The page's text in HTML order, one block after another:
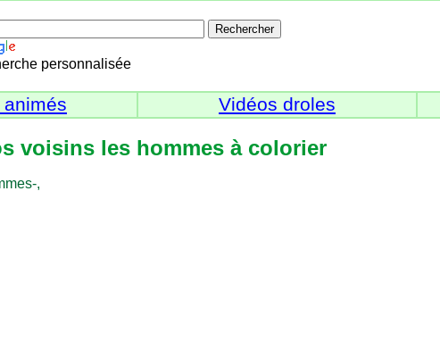
personnalisée
animés Vidéos droles
voisins les hommes à colorier
,